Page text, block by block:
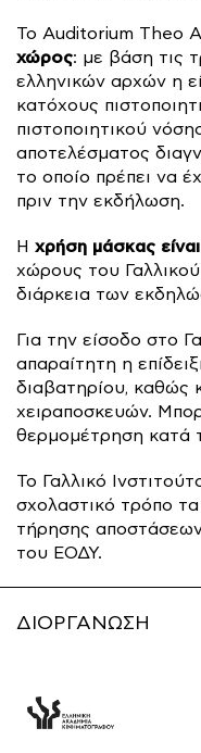
Το Auditorium Theo
χώρος: με βάση τις
ελληνικών αρχών η
κατόχους
πιστοποιητικού
αποτελέσματος
το οποίο πρέπει να
πριν την εκδήλωση.
Η χρήση μάσκας
χώρους του Γαλλικού
διάρκεια των
Για την είσοδο στο
απαραίτητη η
διαβατηρίου, καθώς
χειραποσκευών.
θερμομέτρηση κατά
Το Γαλλικό
σχολαστικό τρόπο
τήρησης
του ΕΟΔΥ.
ΔΙΟΡΓΑΝΩΣΗ